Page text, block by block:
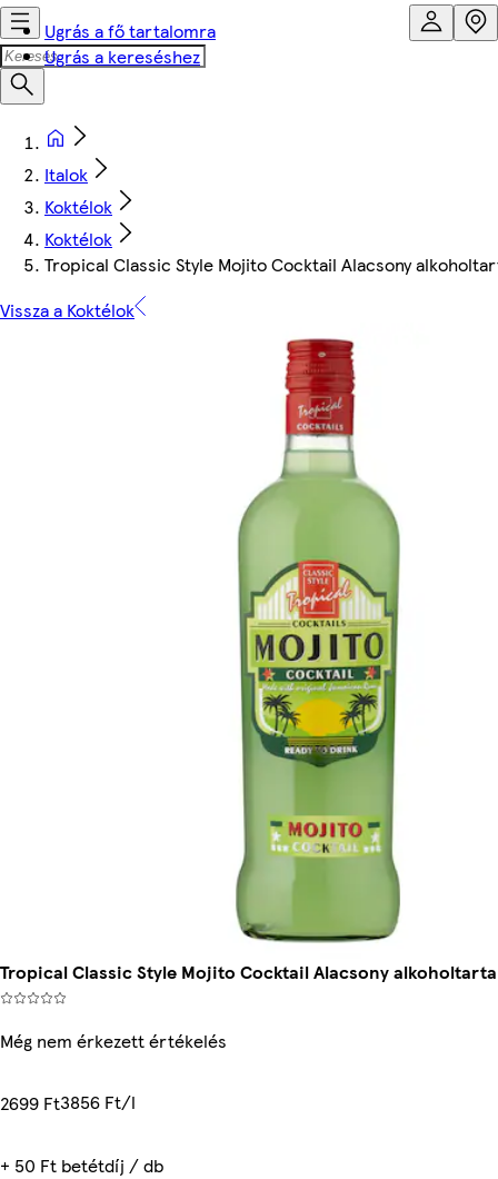
Ugrás a fő tartalomra
Ugrás a kereséshez
Italok
Koktélok
Koktélok
Tropical Classic Style Mojito Cocktail Alacsony
Vissza a Koktélok
Tropical Classic Style Mojito Cocktail Alacsony
Még nem érkezett értékelés
2699 Ft3856 Ft/l
+ 50 Ft betétdíj / db